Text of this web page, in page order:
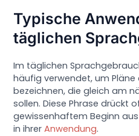
Typische
täglichen
Im täglichen
häufig verwendet, um
bezeichnen, die gleich am
sollen. Diese Phrase drückt
gewissenhaftem Beginn
in ihrerAnwendung.